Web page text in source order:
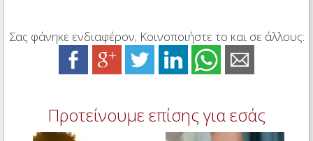
Σας φάνηκε ενδιαφέρον; Κοινοποιήστε το και σε άλλους:
Προτείνουμε επίσης για εσάς